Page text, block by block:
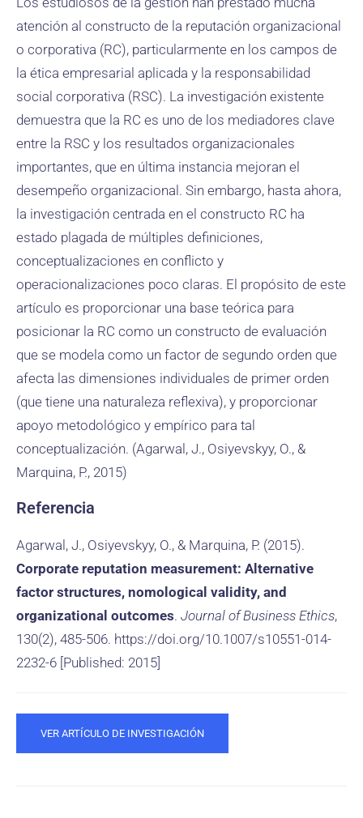
atención al constructo de la reputación organizacional
o corporativa (RC), particularmente en los campos de
la ética empresarial aplicada y la responsabilidad
social corporativa (RSC). La investigación existente
demuestra que la RC es uno de los mediadores clave
entre la RSC y los resultados organizacionales
importantes, que en última instancia mejoran el
desempeño organizacional. Sin embargo, hasta ahora,
la investigación centrada en el constructo RC ha
estado plagada de múltiples definiciones,
conceptualizaciones en conflicto y
operacionalizaciones poco claras. El propósito de este
artículo es proporcionar una base teórica para
posicionar la RC como un constructo de evaluación
que se modela como un factor de segundo orden que
afecta las dimensiones individuales de primer orden
(que tiene una naturaleza reflexiva), y proporcionar
apoyo metodológico y empírico para tal
conceptualización. (Agarwal, J., Osiyevskyy, O., &
Marquina, P., 2015)
Referencia
Agarwal, J., Osiyevskyy, O., & Marquina, P. (2015).
Corporate reputation measurement: Alternative
factor structures, nomological validity, and
organizational outcomes. Journal of Business Ethics,
130(2), 485-506. https://doi.org/10.1007/s10551-014-
2232-6 [Published: 2015]
VER ARTÍCULO DE INVESTIGACIÓN